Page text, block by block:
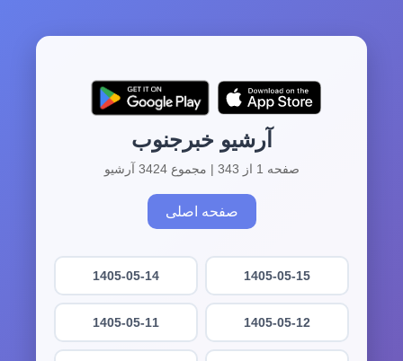
آرشیو خبرجنوب
صفحه 1 از 343 | مجموع 3424 آرشیو
صفحه اصلی
1405-05-15
1405-05-14
1405-05-12
1405-05-11